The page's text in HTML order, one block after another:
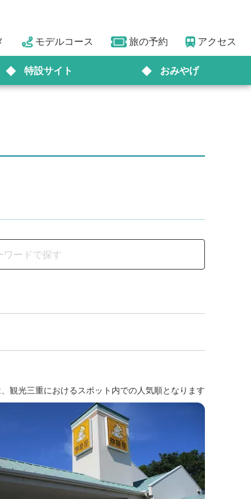
モデルコース 旅の予約 アクセス
特設サイト おみやげ
観光三重におけるスポット内での人気順となります